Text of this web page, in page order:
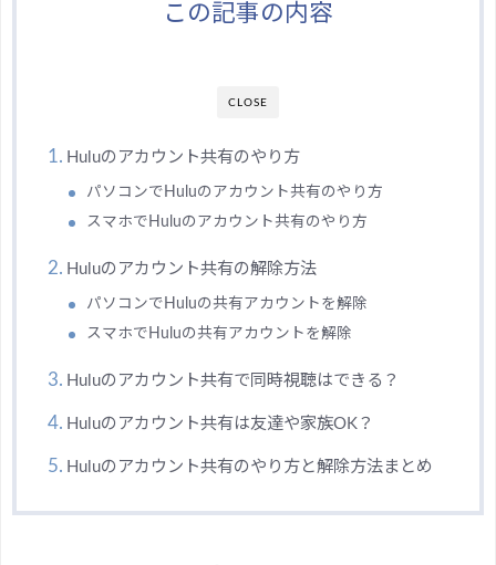
CLOSE
この記事の内容
Huluのアカウント共有のやり方
パソコンでHuluのアカウント共有のやり方
スマホでHuluのアカウント共有のやり方
Huluのアカウント共有の解除方法
パソコンでHuluの共有アカウントを解除
スマホでHuluの共有アカウントを解除
Huluのアカウント共有で同時視聴はできる？
Huluのアカウント共有は友達や家族OK？
Huluのアカウント共有のやり方と解除方法まとめ